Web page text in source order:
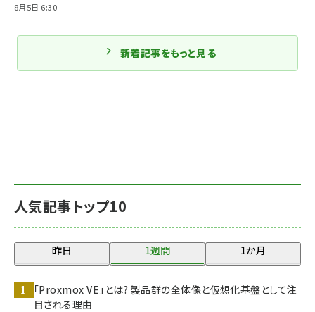
人気記事トップ10
昨日 1週間 1か月
「Proxmox VE」とは? 製品群の全体像と仮想化基盤として注
目される理由
8月5日 6:30
新着記事をもっと見る